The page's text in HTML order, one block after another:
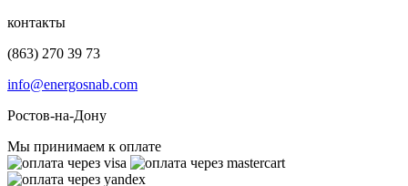
контакты
(863) 270 39 73
info@energosnab.com
Ростов-на-Дону
Мы принимаем к оплате